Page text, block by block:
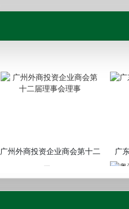
广州外商投资企业商会第十二
届...
广